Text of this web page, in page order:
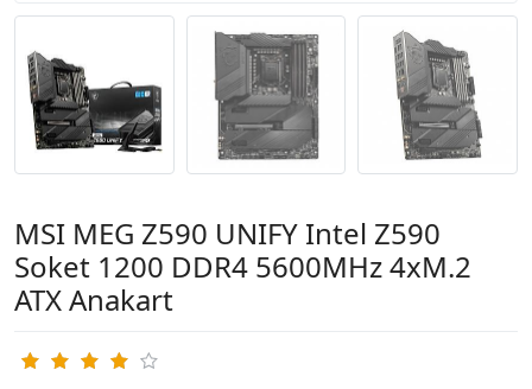
MSI MEG Z590 UNIFY Intel Z590
Soket 1200 DDR4 5600MHz 4xM.2
ATX Anakart